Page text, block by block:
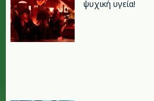
ψυχική υγεία!